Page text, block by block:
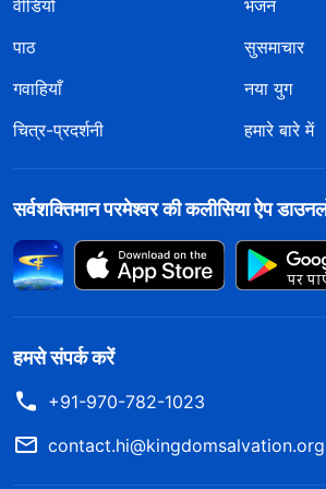
वीडियो
भजन
पाठ
सुसमाचार
गवाहियाँ
नया युग
चित्र-प्रदर्शनी
हमारे बारे में
सर्वशक्तिमान परमेश्वर की कलीसिया ऐप
हमसे संपर्क करें
+91-970-782-1023
contact.hi@kingdomsalvation.org